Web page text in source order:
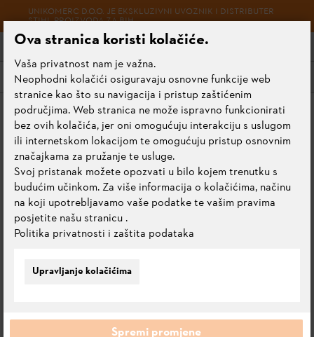
UNIKOMERC D.O.O. JE EKSKLUZIVNI UVOZNIK I DISTRIBUTER
STIHL PROIZVODA ZA BIH
Meni
Početna stranica
Pribor
Baterije i punjači za akumulatorske uređaje
Pribor za akumulatorske uređaje
PRIBOR ZA
AKUMULATORSKE
UREĐAJE
Upravljanje kolačićima
Ova stranica koristi kolačiće.
Vaša privatnost nam je važna.
Neophodni kolačići osiguravaju osnovne funkcije web
stranice kao što su navigacija i pristup zaštićenim
područjima. Web stranica ne može ispravno funkcionirati
bez ovih kolačića, jer oni omogućuju interakciju s uslugom
ili internetskom lokacijom te omogućuju pristup osnovnim
značajkama za pružanje te usluge.
Svoj pristanak možete opozvati u bilo kojem trenutku s
budućim učinkom. Za više informacija o kolačićima, načinu
na koji upotrebljavamo vaše podatke te vašim pravima
posjetite našu stranicu
Politika privatnosti i zaštita podataka
.
Spremi promjene